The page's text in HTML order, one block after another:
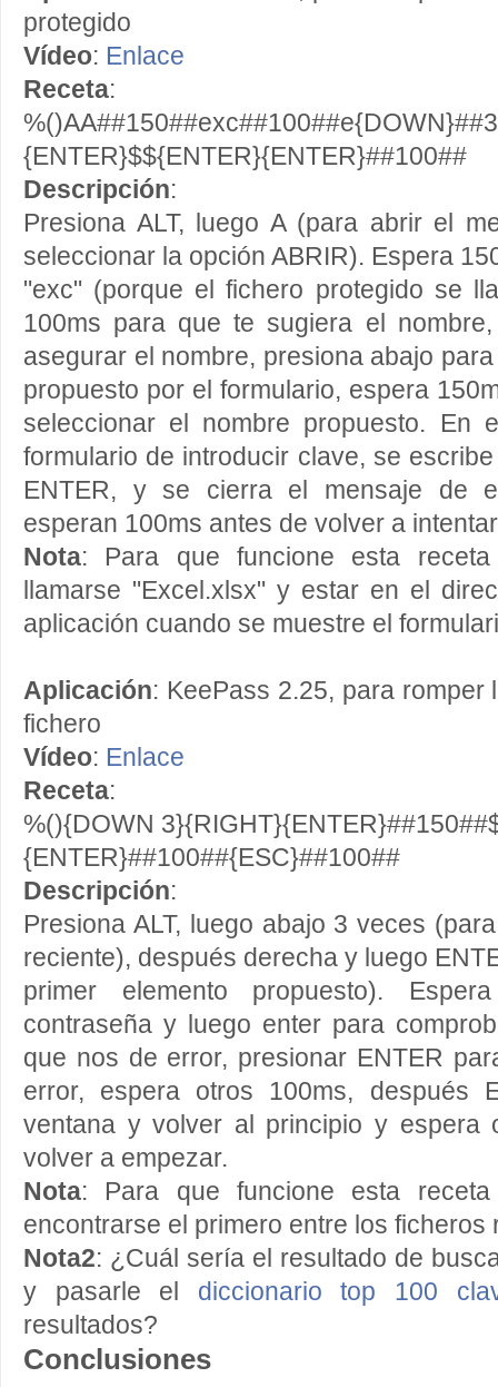
protegido
Vídeo: Enlace
Receta:
{ENTER}$${ENTER}{ENTER}##100##
Descripción:
Presiona ALT, luego A (para abrir el
seleccionar la opción ABRIR). Espera
"exc" (porque el fichero protegido se
100ms para que te sugiera el
asegurar el nombre, presiona abajo
propuesto por el formulario, espera
seleccionar el nombre propuesto. En
formulario de introducir clave, se
ENTER, y se cierra el mensaje de
esperan 100ms antes de volver a
Nota: Para que funcione esta
llamarse "Excel.xlsx" y estar en el
aplicación cuando se muestre el
Aplicación: KeePass 2.25, para romper
fichero
Vídeo: Enlace
Receta:
%(){DOWN
{ENTER}##100##{ESC}##100##
Descripción:
Presiona ALT, luego abajo 3 veces
reciente), después derecha y luego
primer elemento propuesto).
contraseña y luego enter para
que nos de error, presionar ENTER
error, espera otros 100ms, después
ventana y volver al principio y espera
volver a empezar.
Nota: Para que funcione esta
encontrarse el primero entre los ficheros
Nota2: ¿Cuál sería el resultado de
y pasarle el diccionario top 100
resultados?
Conclusiones